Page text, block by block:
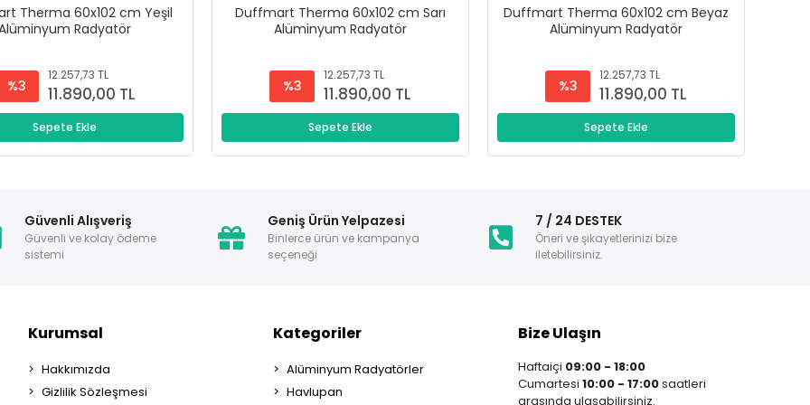
Therma 60x102 cm Yeşil
Radyatör
%3
12.257,73 TL
11.890,00 TL
Sepete Ekle
Duffmart Therma 60x102 cm Sarı
Alüminyum Radyatör
%3
12.257,73 TL
11.890,00 TL
Sepete Ekle
Duffmart Therma 60x102 cm Beyaz
Alüminyum Radyatör
%3
12.257,73 TL
11.890,00 TL
Sepete Ekle
Güvenli Alışveriş
Güvenli ve kolay ödeme
sistemi
Geniş Ürün Yelpazesi
Binlerce ürün ve kampanya
seçeneği
7 / 24 DESTEK
Öneri ve şikayetlerinizi bize
iletebilirsiniz.
Kurumsal
Hakkımızda
Gizlilik Sözleşmesi
Kategoriler
Alüminyum Radyatörler
Havlupan
Bize Ulaşın
Haftaiçi 09:00 - 18:00
Cumartesi 10:00 - 17:00saatleri
arasında ulaşabilirsiniz.